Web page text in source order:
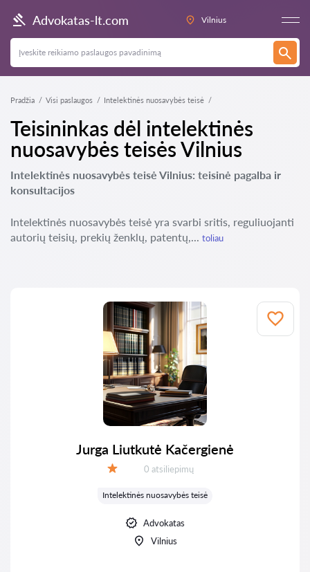
Advokatas-lt.com Vilnius
Pradžia Visi paslaugos Intelektinės nuosavybės teisė
Teisininkas dėl intelektinės
nuosavybės teisės Vilnius
Intelektinės nuosavybės teisė Vilnius: teisinė pagalba ir
konsultacijos
Intelektinės nuosavybės teisė yra svarbi sritis, reguliuojanti
autorių teisių, prekių ženklų, patentų,... toliau
Jurga Liutkutė Kačergienė
Atsiliepimų:
0 atsiliepimų
Intelektinės nuosavybės teisė
Advokatas
Vilnius